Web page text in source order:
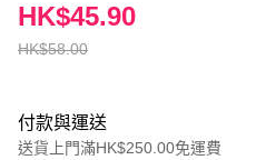
HK$58.00
HK$45.90
付款與運送
送貨上門滿HK$250.00免運費